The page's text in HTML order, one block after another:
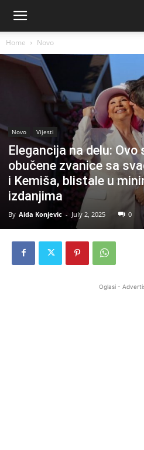
Home Novo
Novo Vijesti
Elegancija na delu: Ovo
obučene zvanice sa
i Kemiša, blistale u
izdanjima
By Aida Konjevic - July 2, 2025 0
Oglasi -